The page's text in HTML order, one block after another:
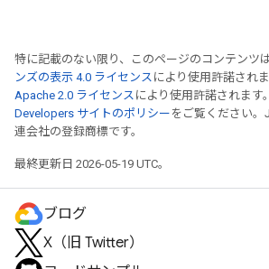
特に記載のない限り、このページのコンテンツ
ンズの表示 4.0 ライセンス により使用許諾され
Apache 2.0 ライセンス により使用許諾されます
Developers サイトのポリシー をご覧ください。
連会社の登録商標です。
最終更新日 2026-05-19 UTC。
ブログ
X（旧 Twitter）